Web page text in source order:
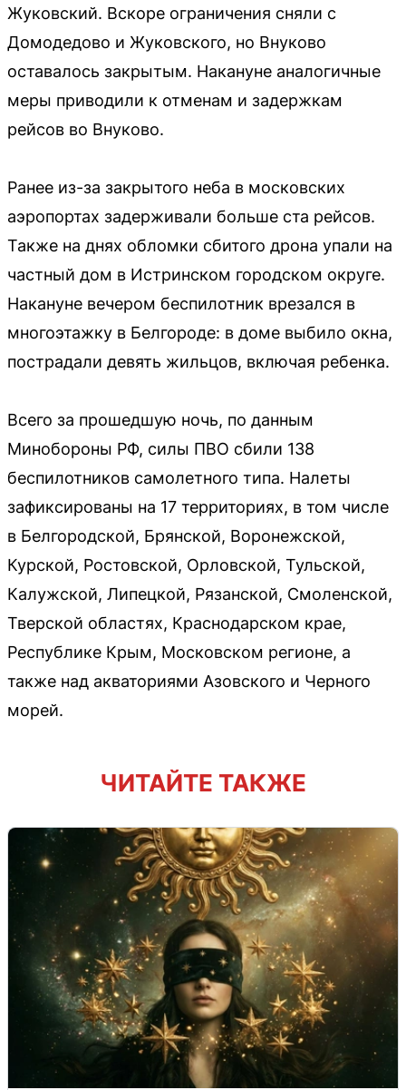
Жуковский. Вскоре ограничения сняли с
Домодедово и Жуковского, но Внуково
оставалось закрытым. Накануне аналогичные
меры приводили к отменам и задержкам
рейсов во Внуково.
Ранее из-за закрытого неба в московских
аэропортах задерживали больше ста рейсов.
Также на днях обломки сбитого дрона упали на
частный дом в Истринском городском округе.
Накануне вечером беспилотник врезался в
многоэтажку в Белгороде: в доме выбило окна,
пострадали девять жильцов, включая ребенка.
Всего за прошедшую ночь, по данным
Минобороны РФ, силы ПВО сбили 138
беспилотников самолетного типа. Налеты
зафиксированы на 17 территориях, в том числе
в Белгородской, Брянской, Воронежской,
Курской, Ростовской, Орловской, Тульской,
Калужской, Липецкой, Рязанской, Смоленской,
Тверской областях, Краснодарском крае,
Республике Крым, Московском регионе, а
также над акваториями Азовского и Черного
морей.
ЧИТАЙТЕ ТАКЖЕ